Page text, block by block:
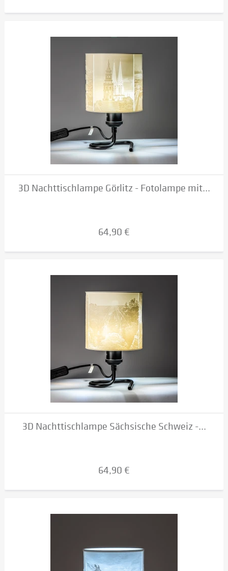
3D Nachttischlampe Görlitz - Fotolampe mit...
64,90 €
3D Nachttischlampe Sächsische Schweiz -...
64,90 €